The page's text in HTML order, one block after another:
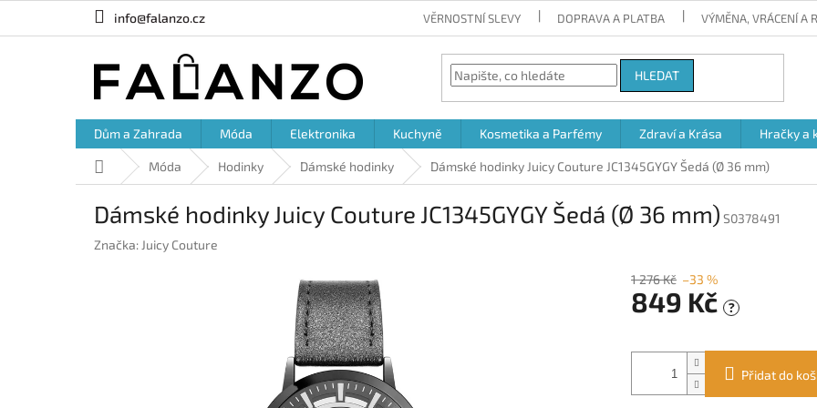
info@falanzo.cz VĚRNOSTNÍ SLEVY DOPRAVA A PLATBA VÝMĚNA, VRÁCENÍ A
HLEDAT
Dům a Zahrada Móda Elektronika Kuchyně Kosmetika a Parfémy Zdraví a Krása Hračky a
Domů Móda Hodinky Dámské hodinky Dámské hodinky Juicy Couture JC1345GYGY Šedá (Ø 36 mm)
Dámské hodinky Juicy Couture JC1345GYGY Šedá (Ø 36 mm) S0378491
Značka: Juicy Couture
1 276 Kč –33 %
849 Kč ?
cena:
Přidat do